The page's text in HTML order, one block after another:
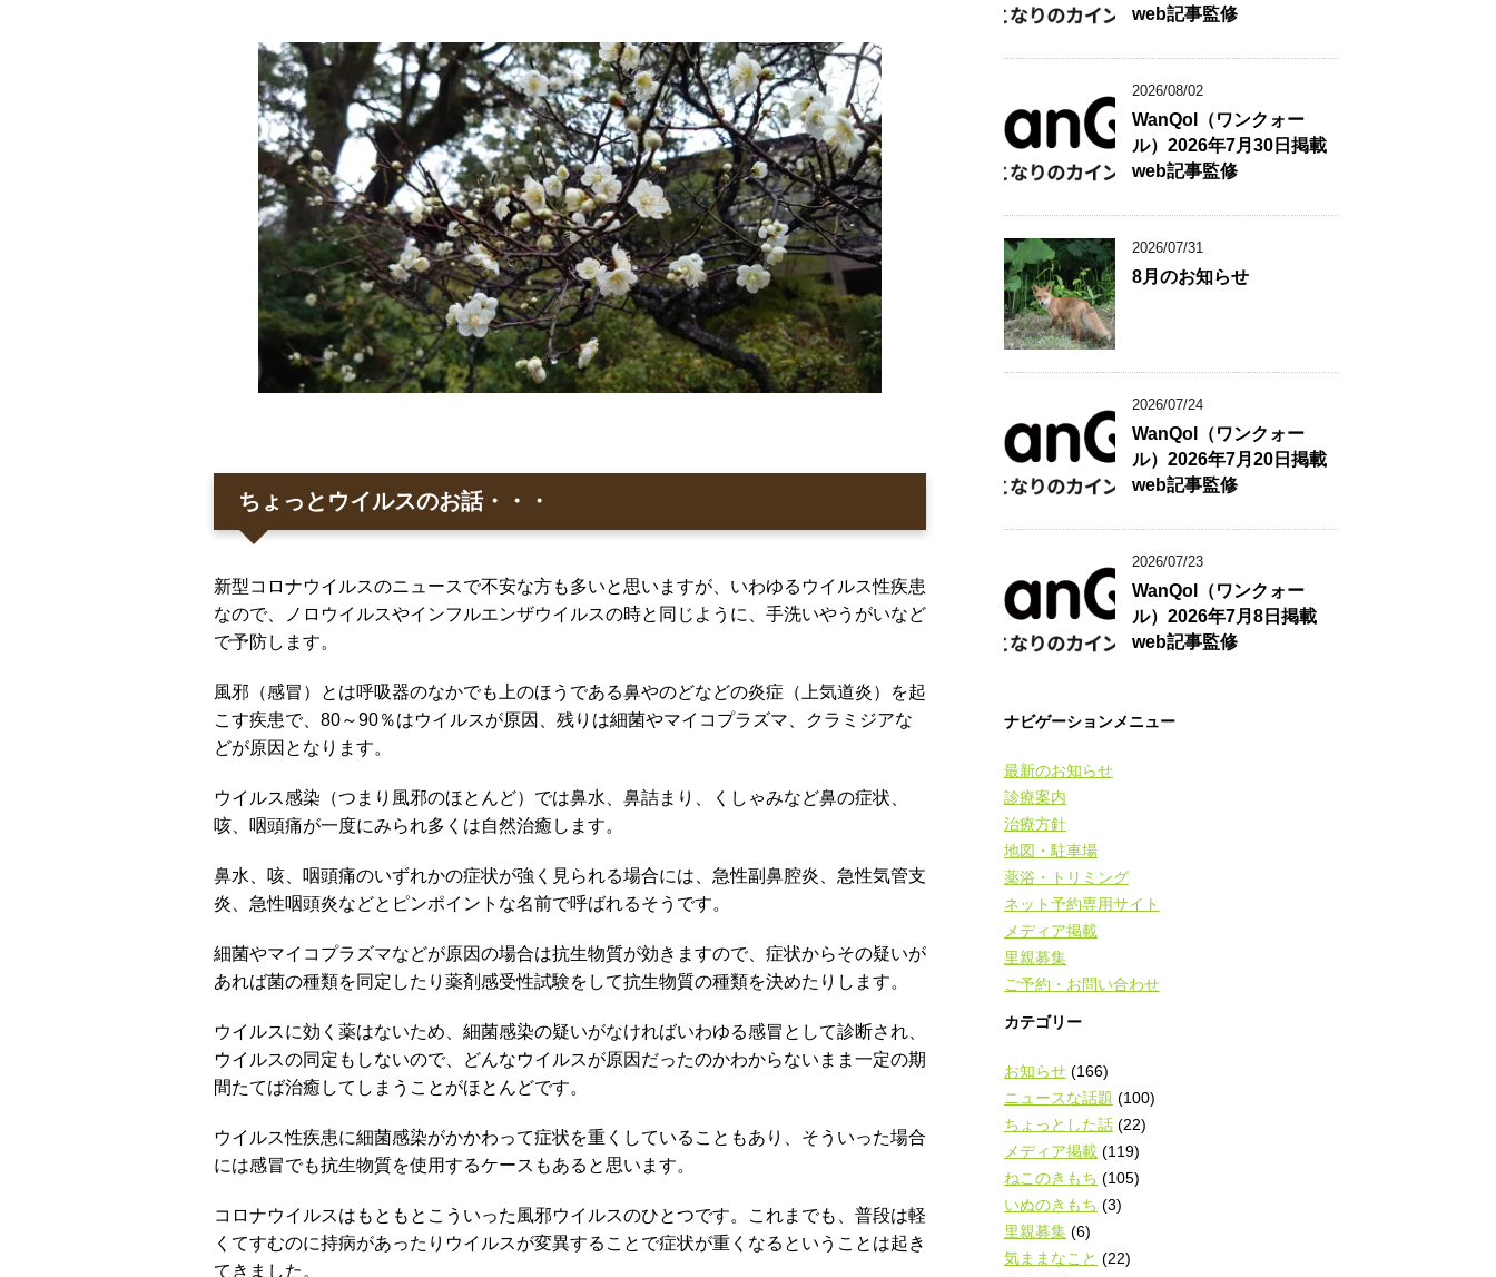
ちょっとウイルスのお話・・・
新型コロナウイルスのニュースで不安な方も多いと思いますが、いわゆるウイルス性疾患
なので、ノロウイルスやインフルエンザウイルスの時と同じように、手洗いやうがいなど
で予防します。
風邪（感冒）とは呼吸器のなかでも上のほうである鼻やのどなどの炎症（上気道炎）を起
こす疾患で、80～90％はウイルスが原因、残りは細菌やマイコプラズマ、クラミジアな
どが原因となります。
ウイルス感染（つまり風邪のほとんど）では鼻水、鼻詰まり、くしゃみなど鼻の症状、
咳、咽頭痛が一度にみられ多くは自然治癒します。
鼻水、咳、咽頭痛のいずれかの症状が強く見られる場合には、急性副鼻腔炎、急性気管支
炎、急性咽頭炎などとピンポイントな名前で呼ばれるそうです。
細菌やマイコプラズマなどが原因の場合は抗生物質が効きますので、症状からその疑いが
あれば菌の種類を同定したり薬剤感受性試験をして抗生物質の種類を決めたりします。
ウイルスに効く薬はないため、細菌感染の疑いがなければいわゆる感冒として診断され、
ウイルスの同定もしないので、どんなウイルスが原因だったのかわからないまま一定の期
間たてば治癒してしまうことがほとんどです。
ウイルス性疾患に細菌感染がかかわって症状を重くしていることもあり、そういった場合
には感冒でも抗生物質を使用するケースもあると思います。
コロナウイルスはもともとこういった風邪ウイルスのひとつです。これまでも、普段は軽
くてすむのに持病があったりウイルスが変異することで症状が重くなるということは起き
てきました。
web記事監修
2026/08/02
WanQol（ワンクォー
ル）2026年7月30日掲載
web記事監修
2026/07/31
8月のお知らせ
2026/07/24
WanQol（ワンクォー
ル）2026年7月20日掲載
web記事監修
2026/07/23
WanQol（ワンクォー
ル）2026年7月8日掲載
web記事監修
ナビゲーションメニュー
最新のお知らせ
診療案内
治療方針
地図・駐車場
薬浴・トリミング
ネット予約専用サイト
メディア掲載
里親募集
ご予約・お問い合わせ
カテゴリー
お知らせ (166)
ニュースな話題 (100)
ちょっとした話 (22)
メディア掲載 (119)
ねこのきもち (105)
いぬのきもち (3)
里親募集 (6)
気ままなこと (22)